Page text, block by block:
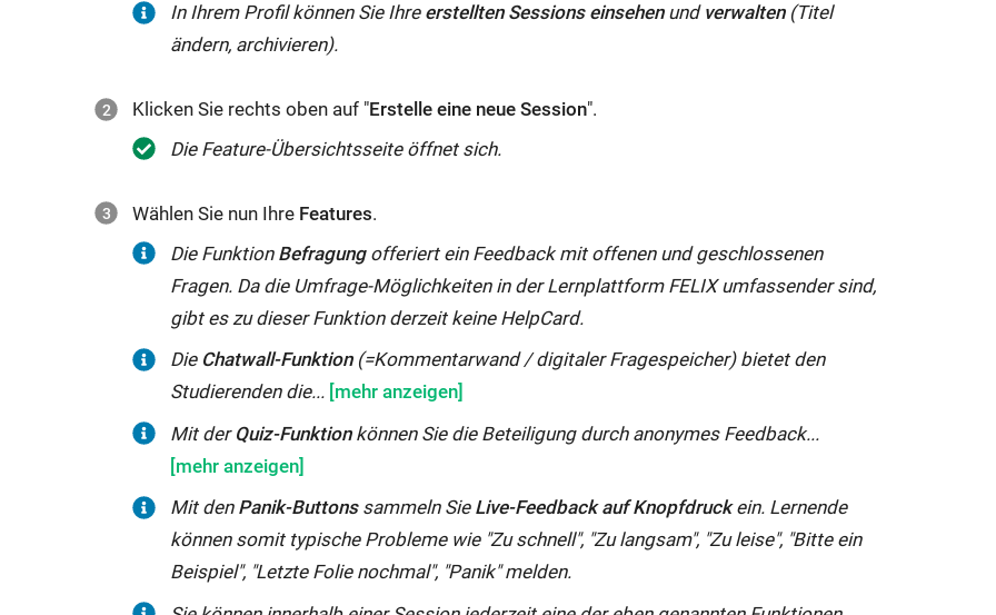
Fenster
geöffnet:
eine
erstellte
nach
24h
Um
die
Pro-
Funktionen
von
tweedback
zu
können,
registrieren
Sie
sich
mit
In Ihrem Profil können Sie Ihre erstellten Sessions einsehenund verwalten(Titel
ändern, archivieren).
Klicken Sie rechts oben auf "Erstelle eine neue Session".
Die Feature-Übersichtsseite öffnet sich.
Wählen Sie nun Ihre Features.
Die Funktion Befragungofferiert ein Feedback mit offenen und geschlossenen
Fragen. Da die Umfrage-Möglichkeiten in der Lernplattform FELIX umfassender sind,
gibt es zu dieser Funktion derzeit keine HelpCard.
Die
Chatwall-
Funktion
(=Kommentarwand
digitaler
Fragespeicher)
bietet
Die Chatwall-Funktion(=Kommentarwand / digitaler Fragespeicher) bietet den
Studierenden die...
Mit
der
Quiz-
Funktion
können
Mit der Quiz-Funktion können Sie die Beteiligung durch anonymes Feedback...
Mit den Panik-Buttonssammeln Sie Live-Feedback auf Knopfdruckein. Lernende
können somit typische Probleme wie "Zu schnell", "Zu langsam", "Zu leise", "Bitte ein
Beispiel", "Letzte Folie nochmal", "Panik" melden.